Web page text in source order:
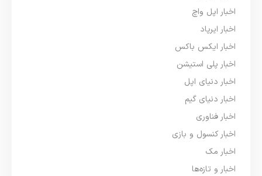
اخبار اپل واچ
اخبار ایرپاد
اخبار ایکس باکس
اخبار پلی استیشن
اخبار دنیای اپل
اخبار دنیای گیم
اخبار فناوری
اخبار کنسول و بازی
اخبار مک
اخبار و تازه‌ها